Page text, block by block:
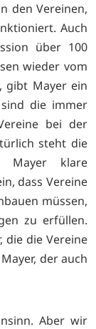
den Vereinen,
Auch
über 100
wieder vom
gibt Mayer ein
die immer
bei der
steht die
Mayer klare
dass Vereine
müssen,
zu erfüllen.
die die Vereine
der auch
Aber wir